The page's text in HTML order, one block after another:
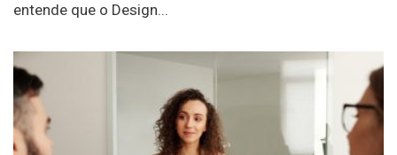
entende que o Design...